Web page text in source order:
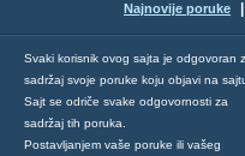
Najnovije poruke
Svaki korisnik ovog sajta je odgovoran
sadržaj svoje poruke koju objavi na
Sajt se odriče svake odgovornosti za
sadržaj tih poruka.
Postavljanjem vaše poruke ili vašeg